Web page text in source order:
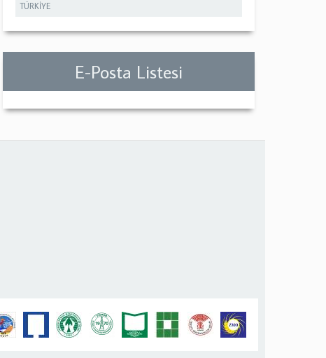
TÜRKİYE
E-Posta Listesi